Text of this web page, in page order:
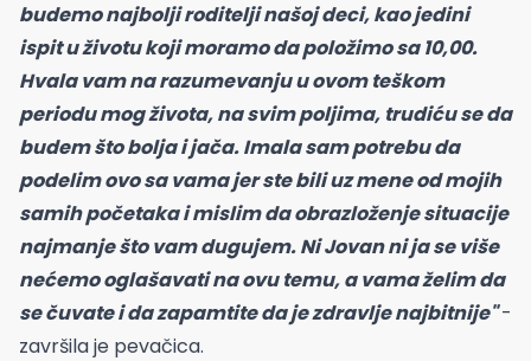
budemo najbolji roditelji našoj deci, kao jedini
ispit u životu koji moramo da položimo sa 10,00.
Hvala vam na razumevanju u ovom teškom
periodu mog života, na svim poljima, trudiću se da
budem što bolja i jača. Imala sam potrebu da
podelim ovo sa vama jer ste bili uz mene od mojih
samih početaka i mislim da obrazloženje situacije
najmanje što vam dugujem. Ni Jovan ni ja se više
nećemo oglašavati na ovu temu, a vama želim da
se čuvate i da zapamtite da je zdravlje najbitnije"-
završila je pevačica.